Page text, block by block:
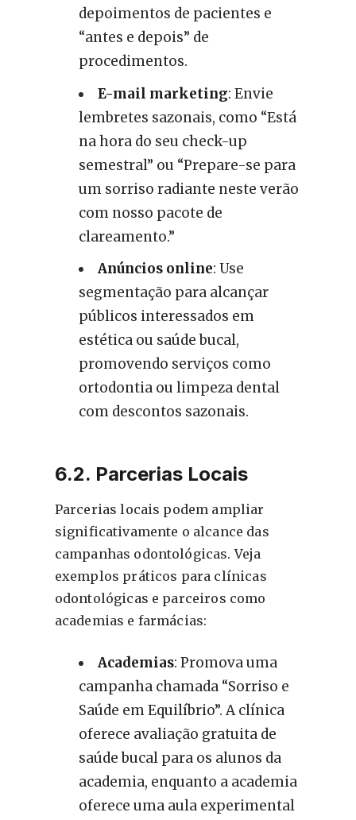
depoimentos de pacientes e
“antes e depois” de
procedimentos.
E-mail marketing: Envie
lembretes sazonais, como “Está
na hora do seu check-up
semestral” ou “Prepare-se para
um sorriso radiante neste verão
com nosso pacote de
clareamento.”
Anúncios online: Use
segmentação para alcançar
públicos interessados em
estética ou saúde bucal,
promovendo serviços como
ortodontia ou limpeza dental
com descontos sazonais.
6.2. Parcerias Locais
Parcerias locais podem ampliar
significativamente o alcance das
campanhas odontológicas. Veja
exemplos práticos para clínicas
odontológicas e parceiros como
academias e farmácias:
Academias: Promova uma
campanha chamada “Sorriso e
Saúde em Equilíbrio”. A clínica
oferece avaliação gratuita de
saúde bucal para os alunos da
academia, enquanto a academia
oferece uma aula experimental